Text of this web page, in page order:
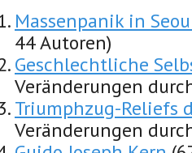
Massenpanik in
44 Autoren)
Geschlechtliche
Veränderungen
Triumphzug-Reliefs
Veränderungen